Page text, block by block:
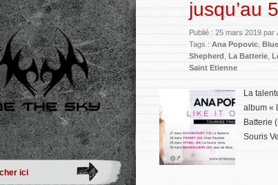
jusqu’au
Publié : 25 mars 2019 par
Tags : Ana Popovic
Shepherd La Batterie
Saint Etienne
La
album «
Batterie
Souris